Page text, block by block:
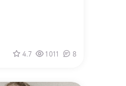
4.7 1011 8